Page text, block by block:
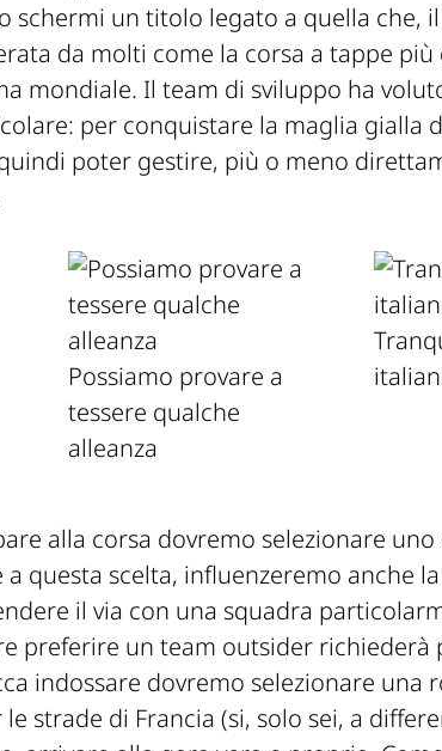
schermi un titolo legato a quella che,
da molti come la corsa a tappe più
mondiale. Il team di sviluppo ha
per conquistare la maglia gialla
poter gestire, più o meno
Possiamo provare a
tessere qualche
alleanza
alla corsa dovremo selezionare
questa scelta, influenzeremo anche
il via con una squadra
preferire un team outsider richiederà
indossare dovremo selezionare una
strade di Francia (si, solo sei, a